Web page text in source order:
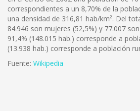
correspondientes a un 8,70% de la
una densidad de 316,81 hab/km². Del
84.946 son mujeres (52,5%) y 77.007
91,4% (148.015 hab.) corresponde a
(13.938 hab.) corresponde a población
Fuente: Wikipedia